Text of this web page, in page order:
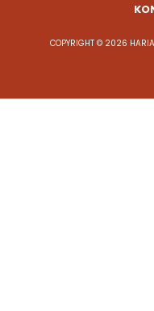
COPYRIGHT © 2026